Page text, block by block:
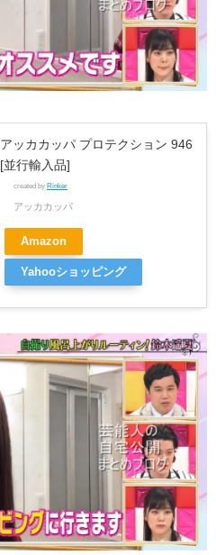
アッカカッパ プロテクション 946
[並行輸入品]
created by Rinker
アッカカッパ
Amazon
Yahooショッピング